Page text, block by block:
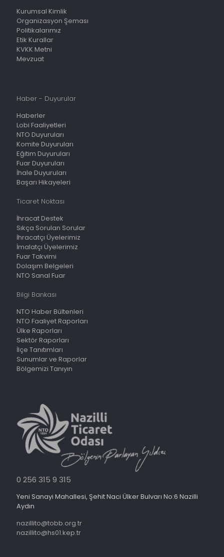
Kurumsal Kimlik
Organizasyon Şeması
Politikalarımız
Etik Kurallar
KVKK Metni
Mevzuat
Haber - Duyurular
Haberler
Lobi Faaliyetleri
NTO Duyuruları
Komite Duyuruları
Eğitim Duyuruları
Fuar Duyuruları
İhale Duyuruları
Başarı Hikayeleri
Ticaret Noktası
İhracat Destek
Sıkça Sorulan Sorular
İhracatçı Üyelerimiz
İmalatçı Üyelerimiz
Fuar Takvimi
Dolaşım Belgeleri
NTO Sanal Fuar
Bilgi Bankası
NTO Haber Bültenleri
NTO Faaliyet Raporları
Ülke Raporları
Sektör Raporları
İlçe Tanıtımları
Sunumlar ve Raporlar
Bölgemizi Tanıyın
0 256 315 9 315
Yeni Sanayi Mahallesi, Şehit Naci Ülker Bulvarı No:6 Nazilli
Aydın
nazillito@tobb.org.tr
nazillito@hs01.kep.tr